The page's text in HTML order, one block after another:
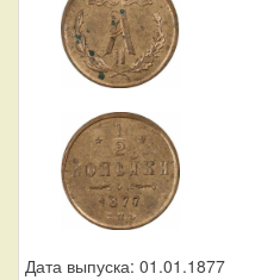
Дата выпуска: 01.01.1877